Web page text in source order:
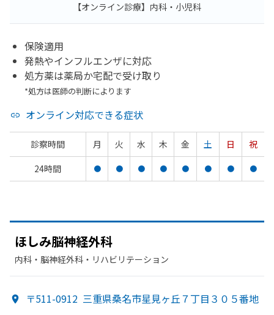
【オンライン診療】内科・小児科
保険適用
発熱やインフルエンザに対応
処方薬は薬局か宅配で受け取り
*処方は医師の判断によります
オンライン対応できる症状
診察時間 月 火 水 木 金 土 日
祝
24時間
● ● ● ● ● ● ● ●
ほしみ脳神経外科
内科・​脳神経外科・​リハビリテーション
〒511-0912 三重県桑名市星見ヶ丘７丁目３０５番地